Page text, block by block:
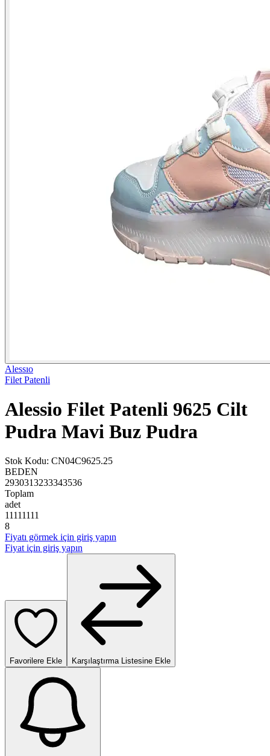
Alessıo
Filet Patenli
Alessio Filet Patenli 9625 Cilt
Pudra Mavi Buz Pudra
Stok Kodu: CN04C9625.25
BEDEN
2930313233343536
Toplam
adet
11111111
8
Fiyatı görmek için giriş yapın
Fiyat için giriş yapın
Favorilere Ekle Karşılaştırma Listesine Ekle